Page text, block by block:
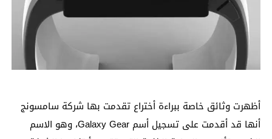
أظهرت وثائق خاصة ببراءة أختراع تقدمت بها شركة سامسونج
أنها قد أقدمت على تسجيل أسم Galaxy Gear، وهو الاسم